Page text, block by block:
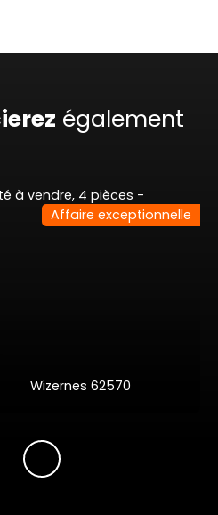
également
Wizernes 62570
Affaire exceptionnelle